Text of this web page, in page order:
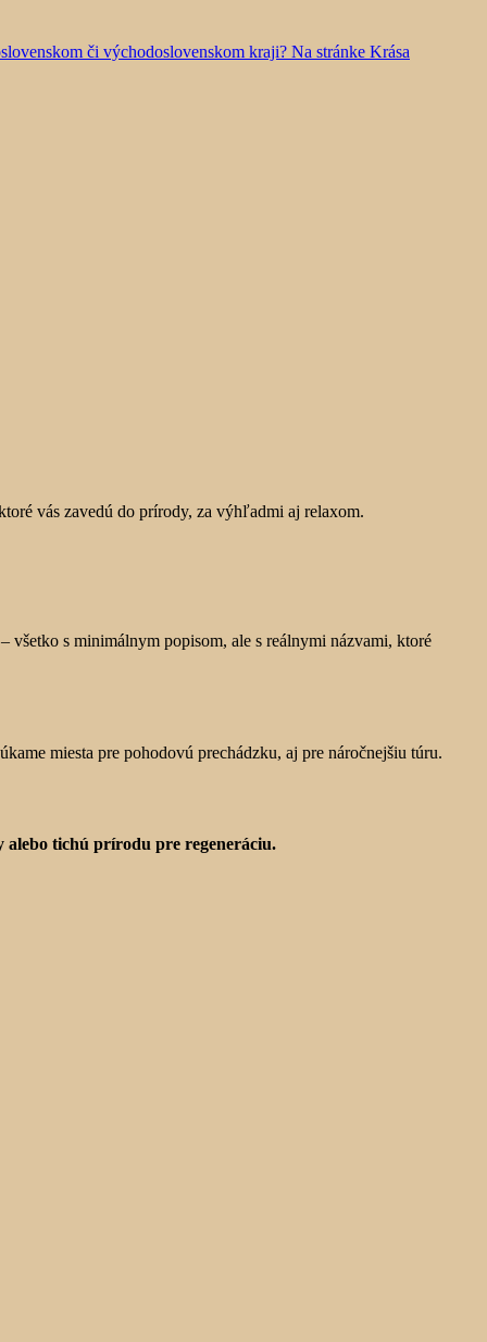
či východoslovenskom kraji? Na stránke Krása
vás zavedú do prírody, za výhľadmi aj relaxom.
všetko s minimálnym popisom, ale s reálnymi názvami, ktoré
miesta pre pohodovú prechádzku, aj pre náročnejšiu túru.
alebo tichú prírodu pre regeneráciu.